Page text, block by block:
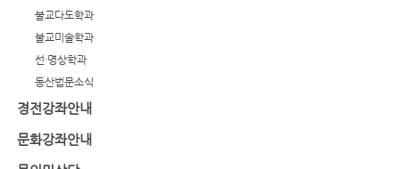
불교다도학과
불교미술학과
선·명상학과
동산법문소식
경전강좌안내
문화강좌안내